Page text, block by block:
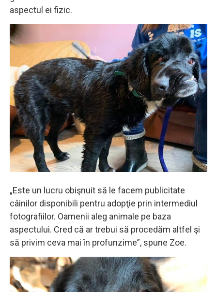
aspectul ei fizic.
„Este un lucru obişnuit să le facem publicitate
câinilor disponibili pentru adopţie prin intermediul
fotografiilor. Oamenii aleg animale pe baza
aspectului. Cred că ar trebui să procedăm altfel şi
să privim ceva mai în profunzime”, spune Zoe.